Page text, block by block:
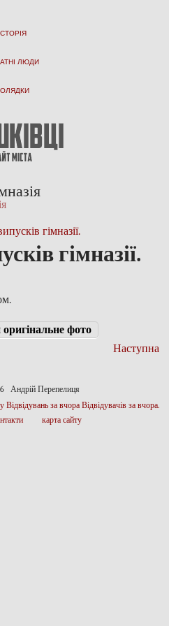
ЛЮДИ
гімназії.
фото
Наступна
Андрій Перепелиця
карта сайту